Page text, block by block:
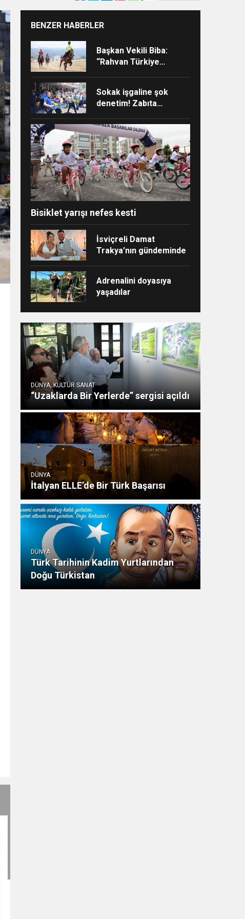
BENZER HABERLER
Başkan Vekili Biba:
“Rahvan Türkiye
Sokak işgaline şok
denetim! Zabıta
Bisiklet yarışı nefes kesti
İsviçreli Damat
Trakya’nın gündeminde
Adrenalini doyasıya
yaşadılar
DÜNYA, KÜLTÜR SANAT
“Uzaklarda Bir Yerlerde” sergisi açıldı
DÜNYA
İtalyan ELLE’de Bir Türk Başarısı
DÜNYA
Türk Tarihinin Kadim Yurtlarından
Doğu Türkistan